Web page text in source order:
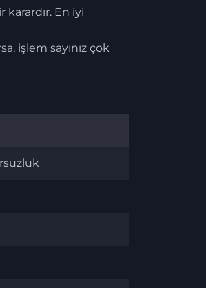
En iyi
işlem sayınız çok